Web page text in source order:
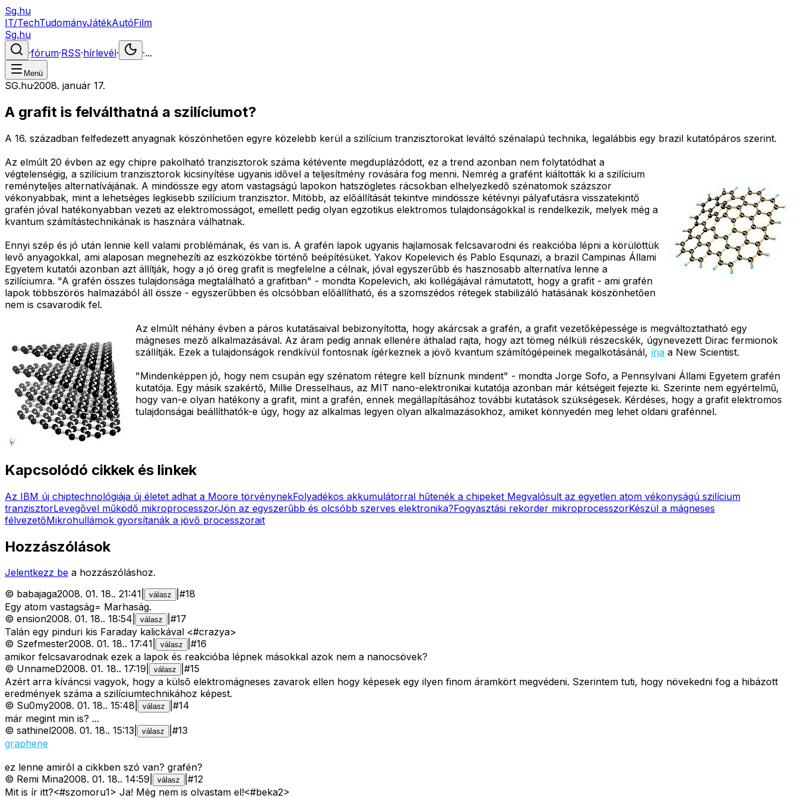
Sg.hu
IT/TechTudományJátékAutóFilm
Sg.hu
·fórum·RSS·hírlevél· ·...
Menü
SG.hu·2008. január 17.
A grafit is felválthatná a szilíciumot?
A 16. században felfedezett anyagnak köszönhetően egyre közelebb kerül a szilícium tranzisztorokat leváltó szénalapú technika, legalábbis egy brazil kutatópáros szerint.
Az elmúlt 20 évben az egy chipre pakolható tranzisztorok száma kétévente megduplázódott, ez a trend azonban nem folytatódhat a
végtelenségig, a szilícium tranzisztorok kicsinyítése ugyanis idővel a teljesítmény rovására fog menni. Nemrég a grafént kiáltották ki a szilícium
reményteljes alternatívájának. A mindössze egy atom vastagságú lapokon hatszögletes rácsokban elhelyezkedő szénatomok százszor
vékonyabbak, mint a lehetséges legkisebb szilícium tranzisztor. Mitöbb, az előállítását tekintve mindössze kétévnyi pályafutásra visszatekintő
grafén jóval hatékonyabban vezeti az elektromosságot, emellett pedig olyan egzotikus elektromos tulajdonságokkal is rendelkezik, melyek még a
kvantum számítástechnikának is hasznára válhatnak.
Ennyi szép és jó után lennie kell valami problémának, és van is. A grafén lapok ugyanis hajlamosak felcsavarodni és reakcióba lépni a körülöttük
levő anyagokkal, ami alaposan megnehezíti az eszközökbe történő beépítésüket. Yakov Kopelevich és Pablo Esqunazi, a brazil Campinas Állami
Egyetem kutatói azonban azt állítják, hogy a jó öreg grafit is megfelelne a célnak, jóval egyszerűbb és hasznosabb alternatíva lenne a
szilíciumra. "A grafén összes tulajdonsága megtalálható a grafitban" - mondta Kopelevich, aki kollégájával rámutatott, hogy a grafit - ami grafén
lapok többszörös halmazából áll össze - egyszerűbben és olcsóbban előállítható, és a szomszédos rétegek stabilizáló hatásának köszönhetően
nem is csavarodik fel.
Az elmúlt néhány évben a páros kutatásaival bebizonyította, hogy akárcsak a grafén, a grafit vezetőképessége is megváltoztatható egy
mágneses mező alkalmazásával. Az áram pedig annak ellenére áthalad rajta, hogy azt tömeg nélküli részecskék, úgynevezett Dirac fermionok
szállítják. Ezek a tulajdonságok rendkívül fontosnak ígérkeznek a jövő kvantum számítógépeinek megalkotásánál, írja a New Scientist.
"Mindenképpen jó, hogy nem csupán egy szénatom rétegre kell bíznunk mindent" - mondta Jorge Sofo, a Pennsylvani Állami Egyetem grafén
kutatója. Egy másik szakértő, Millie Dresselhaus, az MIT nano-elektronikai kutatója azonban már kétségeit fejezte ki. Szerinte nem egyértelmű,
hogy van-e olyan hatékony a grafit, mint a grafén, ennek megállapításához további kutatások szükségesek. Kérdéses, hogy a grafit elektromos
tulajdonságai beállíthatók-e úgy, hogy az alkalmas legyen olyan alkalmazásokhoz, amiket könnyedén meg lehet oldani grafénnel.
Kapcsolódó cikkek és linkek
Az IBM új chiptechnológiája új életet adhat a Moore törvénynekFolyadékos akkumulátorral hűtenék a chipeket Megvalósult az egyetlen atom vékonyságú szilícium
tranzisztorLevegővel működő mikroprocesszorJön az egyszerűbb és olcsóbb szerves elektronika?Fogyasztási rekorder mikroprocesszorKészül a mágneses
félvezetőMikrohullámok gyorsítanák a jövő processzorait
Hozzászólások
Jelentkezz be a hozzászóláshoz.
© babajaga2008. 01. 18.. 21:41 válasz #18
Egy atom vastagság= Marhaság.
© ension2008. 01. 18.. 18:54 válasz #17
Talán egy pinduri kis Faraday kalickával <#crazya>
© Szefmester2008. 01. 18.. 17:41 válasz #16
amikor felcsavarodnak ezek a lapok és reakcióba lépnek másokkal azok nem a nanocsövek?
© UnnameD2008. 01. 18.. 17:19 válasz #15
Azért arra kíváncsi vagyok, hogy a külsõ elektromágneses zavarok ellen hogy képesek egy ilyen finom áramkört megvédeni. Szerintem tuti, hogy növekedni fog a hibázott
eredmények száma a szilíciumtechnikához képest.
© Su0my2008. 01. 18.. 15:48 válasz #14
már megint min is? ...
© sathinel2008. 01. 18.. 15:13 válasz #13
graphene
ez lenne amirõl a cikkben szó van? grafén?
© Remi Mina2008. 01. 18.. 14:59 válasz #12
Mit is ír itt?<#szomoru1> Ja! Még nem is olvastam el!<#beka2>